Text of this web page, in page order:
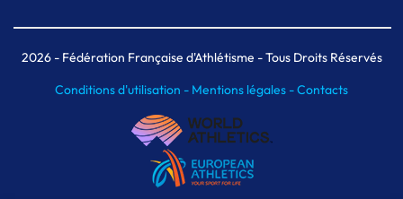
Meeting de Paris indoor
MAIF Ekiden de Paris
2026- Fédération Française d'Athlétisme - Tous Droits Réservés
Conditions d'utilisation - Mentions légales -Contacts